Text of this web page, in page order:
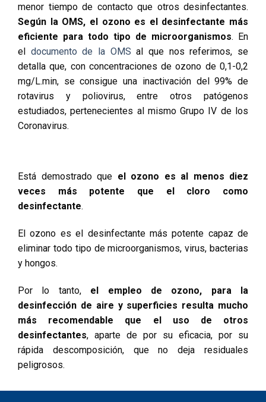
menor tiempo de contacto que otros desinfectantes.
Según la OMS, el ozono es el desinfectante más
eficiente para todo tipo de microorganismos. En
el documento de la OMS al que nos referimos, se
detalla que, con concentraciones de ozono de 0,1-0,2
mg/L.min, se consigue una inactivación del 99% de
rotavirus y poliovirus, entre otros patógenos
estudiados, pertenecientes al mismo Grupo IV de los
Coronavirus.
Está demostrado que el ozono es al menos diez
veces más potente que el cloro como
desinfectante.
El ozono es el desinfectante más potente capaz de
eliminar todo tipo de microorganismos, virus, bacterias
y hongos.
Por lo tanto, el empleo de ozono, para la
desinfección de aire y superficies resulta mucho
más recomendable que el uso de otros
desinfectantes, aparte de por su eficacia, por su
rápida descomposición, que no deja residuales
peligrosos.